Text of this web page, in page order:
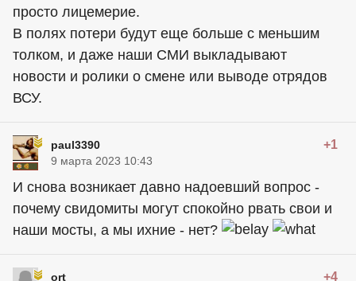
просто лицемерие.
В полях потери будут еще больше с меньшим
толком, и даже наши СМИ выкладывают
новости и ролики о смене или выводе отрядов
ВСУ.
paul3390 +1
9 марта 2023 10:43
И снова возникает давно надоевший вопрос -
почему свидомиты могут спокойно рвать свои и
наши мосты, а мы ихние - нет?
ort +4